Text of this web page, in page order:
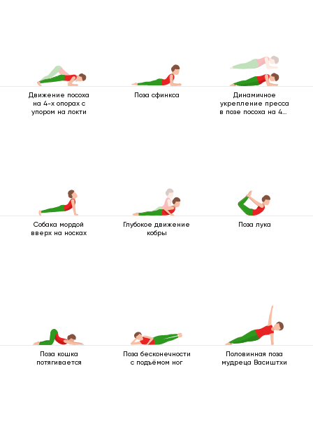
Движение посоха
на 4-х опорах с
упором на локти
Поза сфинкса
Динамичное
укрепление пресса
в позе посоха на 4-х
Собака мордой
вверх на носках
Глубокое движение
кобры
Поза лука
Поза кошка
потягивается
Поза бесконечности
с подъёмом ног
Половинная поза
мудреца Васиштхи